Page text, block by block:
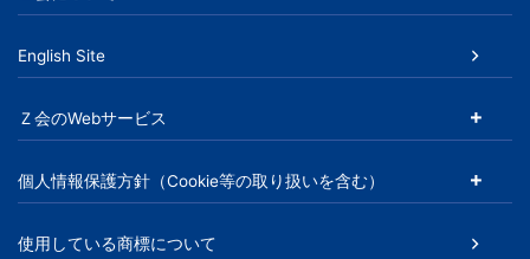
English Site
Ｚ会のWebサービス
個人情報保護方針（Cookie等の取り扱いを含む）
使用している商標について